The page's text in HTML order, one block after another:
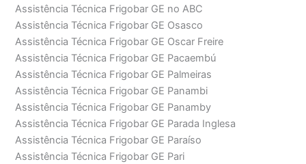
Assistência Técnica Frigobar GE no ABC
Assistência Técnica Frigobar GE Osasco
Assistência Técnica Frigobar GE Oscar Freire
Assistência Técnica Frigobar GE Pacaembú
Assistência Técnica Frigobar GE Palmeiras
Assistência Técnica Frigobar GE Panambi
Assistência Técnica Frigobar GE Panamby
Assistência Técnica Frigobar GE Parada Inglesa
Assistência Técnica Frigobar GE Paraíso
Assistência Técnica Frigobar GE Pari